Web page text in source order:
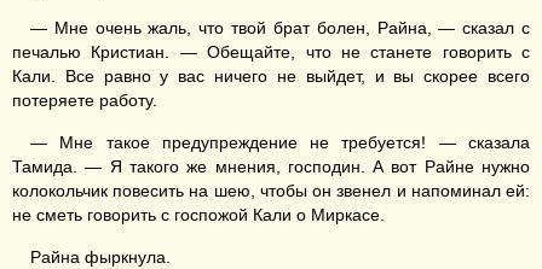
— Мне очень жаль, что твой брат болен, Райна, — сказал с
печалью Кристиан. — Обещайте, что не станете говорить с
Кали. Все равно у вас ничего не выйдет, и вы скорее всего
потеряете работу.
— Мне такое предупреждение не требуется! — сказала
Тамида. — Я такого же мнения, господин. А вот Райне нужно
колокольчик повесить на шею, чтобы он звенел и напоминал ей:
не сметь говорить с госпожой Кали о Миркасе.
Райна фыркнула.